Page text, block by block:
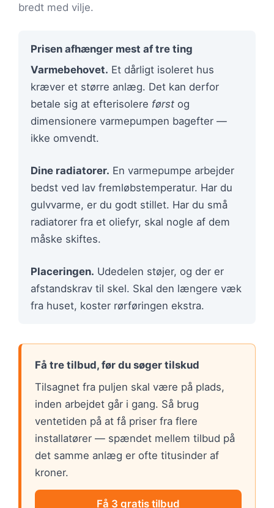
bredt med vilje.
Prisen afhænger mest af tre ting
Varmebehovet. Et dårligt isoleret hus
kræver et større anlæg. Det kan derfor
betale sig at efterisolere først og
dimensionere varmepumpen bagefter —
ikke omvendt.
Dine radiatorer. En varmepumpe arbejder
bedst ved lav fremløbstemperatur. Har du
gulvvarme, er du godt stillet. Har du små
radiatorer fra et oliefyr, skal nogle af dem
måske skiftes.
Placeringen. Udedelen støjer, og der er
afstandskrav til skel. Skal den længere væk
fra huset, koster rørføringen ekstra.
Få tre tilbud, før du søger tilskud
Tilsagnet fra puljen skal være på plads,
inden arbejdet går i gang. Så brug
ventetiden på at få priser fra flere
installatører — spændet mellem tilbud på
det samme anlæg er ofte titusinder af
kroner.
Få 3 gratis tilbud